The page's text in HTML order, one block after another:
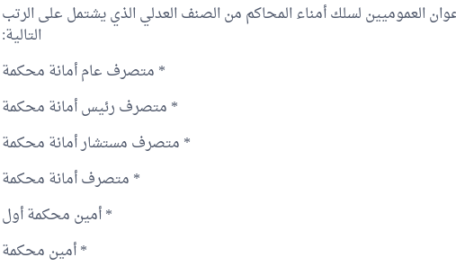
العموميين لسلك أمناء المحاكم من الصنف العدلي الذي يشتمل على الرتب
التالية:
* متصرف عام أمانة محكمة
* متصرف رئيس أمانة محكمة
* متصرف مستشار أمانة محكمة
* متصرف أمانة محكمة
* أمين محكمة أول
* أمين محكمة